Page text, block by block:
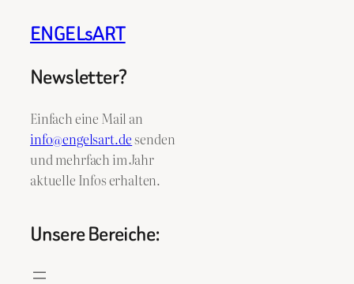
ENGELsART
Newsletter?
Einfach eine Mail an
info@engelsart.desenden
und mehrfach im Jahr
aktuelle Infos erhalten.
Unsere Bereiche: